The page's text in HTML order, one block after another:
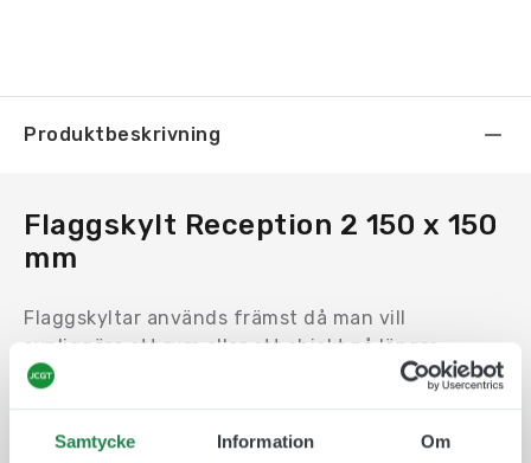
Samtycke Information Om
Produktbeskrivning
Flaggskylt Reception 2 150 x 150
mm
Flaggskyltar används främst då man vill
synliggöra ett rum eller ett objekt på längre
avstånd. Exempelvis i en lång korridor eller vid ett
Motivet trycks på en en Uv-beständig och icke